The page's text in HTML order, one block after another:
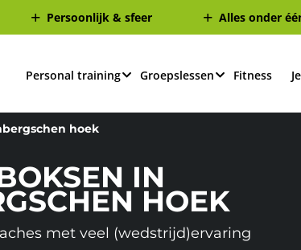
Persoonlijk & sfeer Alles onder
Personal training Groepslessen Fitness
hoek
IN
HOEK
met veel (wedstrijd)ervaring